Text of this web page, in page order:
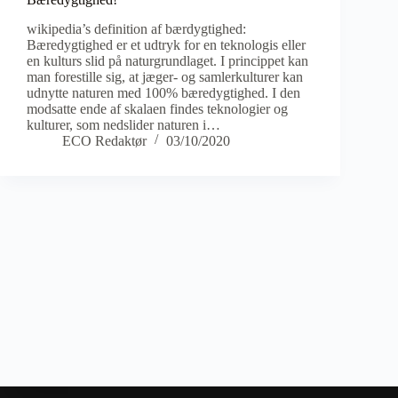
wikipedia’s definition af bærdygtighed:
Bæredygtighed er et udtryk for en teknologis eller
en kulturs slid på naturgrundlaget. I princippet kan
man forestille sig, at jæger- og samlerkulturer kan
udnytte naturen med 100% bæredygtighed. I den
modsatte ende af skalaen findes teknologier og
kulturer, som nedslider naturen i…
ECO Redaktør
03/10/2020